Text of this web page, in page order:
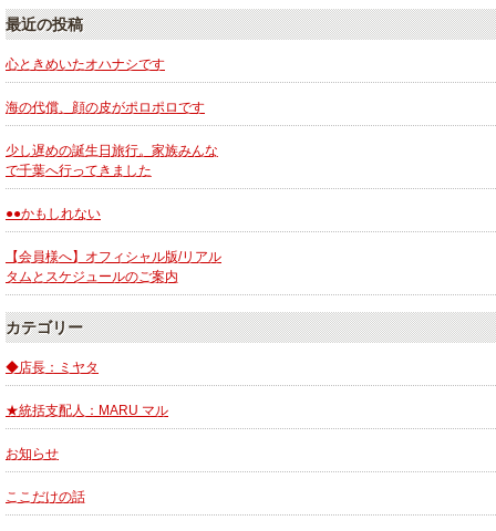
最近の投稿
心ときめいたオハナシです
海の代償、顔の皮がポロポロです
少し遅めの誕生日旅行。家族みんな
で千葉へ行ってきました
●●かもしれない
【会員様へ】オフィシャル版/リアル
タムとスケジュールのご案内
カテゴリー
◆店長：ミヤタ
★統括支配人：MARU マル
お知らせ
ここだけの話